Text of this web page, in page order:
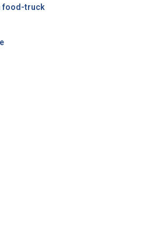
food-truck